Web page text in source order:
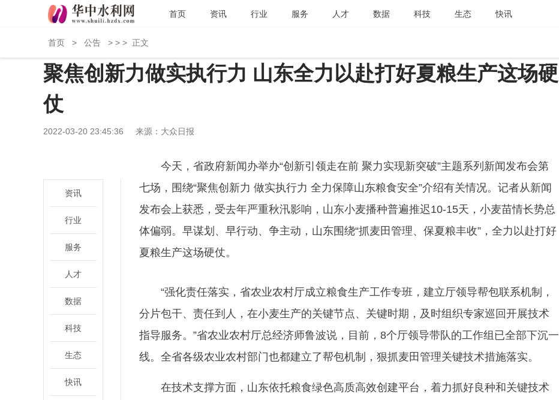
首页 资讯 行业 服务 人才 数据 科技 生态 快讯
首页 > 公告 > > > 正文
聚焦创新力做实执行力 山东全力以赴打好夏粮生产这场硬
仗
2022-03-20 23:45:36 来源：大众日报
资讯
行业
服务
人才
数据
科技
生态
快讯
今天，省政府新闻办举办“创新引领走在前 聚力实现新突破”主题系列新闻发布会第
七场，围绕“聚焦创新力 做实执行力 全力保障山东粮食安全”介绍有关情况。记者从新闻
发布会上获悉，受去年严重秋汛影响，山东小麦播种普遍推迟10-15天，小麦苗情长势总
体偏弱。早谋划、早行动、争主动，山东围绕“抓麦田管理、保夏粮丰收”，全力以赴打好
夏粮生产这场硬仗。
“强化责任落实，省农业农村厅成立粮食生产工作专班，建立厅领导帮包联系机制，
分片包干、责任到人，在小麦生产的关键节点、关键时期，及时组织专家巡回开展技术
指导服务。”省农业农村厅总经济师鲁波说，目前，8个厅领导带队的工作组已全部下沉一
线。全省各级农业农村部门也都建立了帮包机制，狠抓麦田管理关键技术措施落实。
在技术支撑方面，山东依托粮食绿色高质高效创建平台，着力抓好良种和关键技术